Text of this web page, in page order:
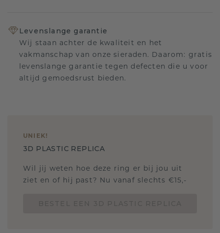
Levenslange garantie
Wij staan achter de kwaliteit en het
vakmanschap van onze sieraden. Daarom: gratis
levenslange garantie tegen defecten die u voor
altijd gemoedsrust bieden.
UNIEK!
3D PLASTIC REPLICA
Wil jij weten hoe deze ring er bij jou uit
ziet en of hij past? Nu vanaf slechts €15,-